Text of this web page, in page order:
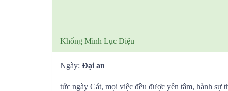
Khổng Minh Lục Diệu
Ngày: Đại an
tức ngày Cát, mọi việc đều được yên tâm, hành sự